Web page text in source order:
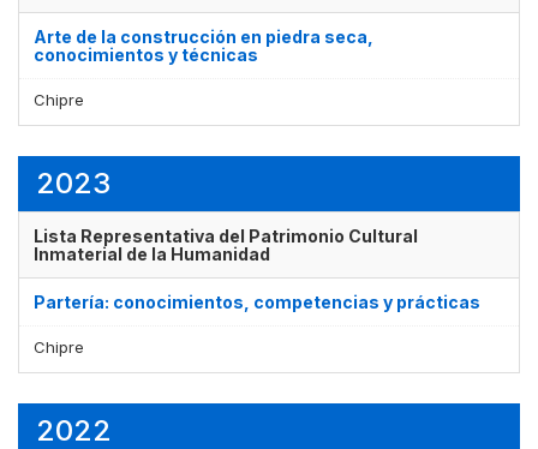
Arte de la construcción en piedra seca,
conocimientos y técnicas
Chipre
2023
Lista Representativa del Patrimonio Cultural
Inmaterial de la Humanidad
Partería: conocimientos, competencias y prácticas
Chipre
2022